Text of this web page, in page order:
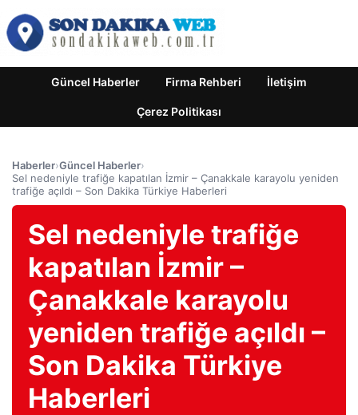
Güncel Haberler Firma Rehberi İletişim
Çerez Politikası
Haberler›Güncel Haberler›
Sel nedeniyle trafiğe kapatılan İzmir – Çanakkale karayolu yeniden
trafiğe açıldı – Son Dakika Türkiye Haberleri
Sel nedeniyle trafiğe
kapatılan İzmir –
Çanakkale karayolu
yeniden trafiğe açıldı –
Son Dakika Türkiye
Haberleri